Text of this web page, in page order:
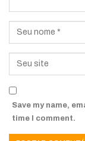
Save my name,
time I comment.